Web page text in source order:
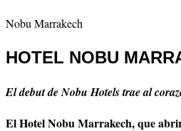
Nobu Marrakech
HOTEL NOBU
El debut de Nobu Hotels trae al
El Hotel Nobu Marrakech, que